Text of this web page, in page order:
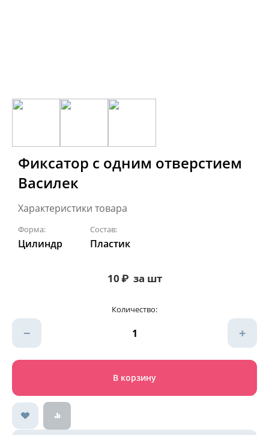
Фиксатор с одним отверстием
Василек
Характеристики товара
Форма:
Цилиндр
Состав:
Пластик
10₽ за шт
Количество:
+
−
В корзину